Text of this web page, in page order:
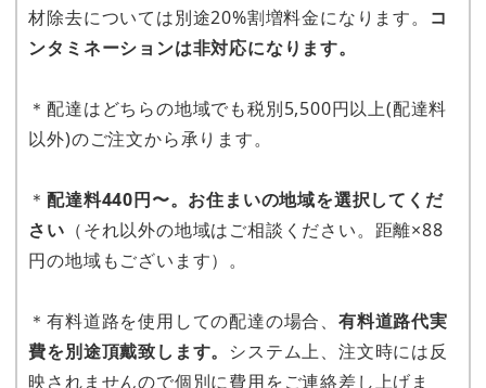
材除去については別途20%割増料金になります。
コ
ンタミネーションは非対応になります。
＊配達はどちらの地域でも税別5,500円以上(配達料
以外)のご注文から承ります。
＊配達料440円〜。お住まいの地域を選択してくだ
さい （それ以外の地域はご相談ください。距離×88
円の地域もございます）。
＊有料道路を使用しての配達の場合、 有料道路代実
費を別途頂戴致します。 システム上、注文時には反
映されませんので個別に費用をご連絡差し上げま